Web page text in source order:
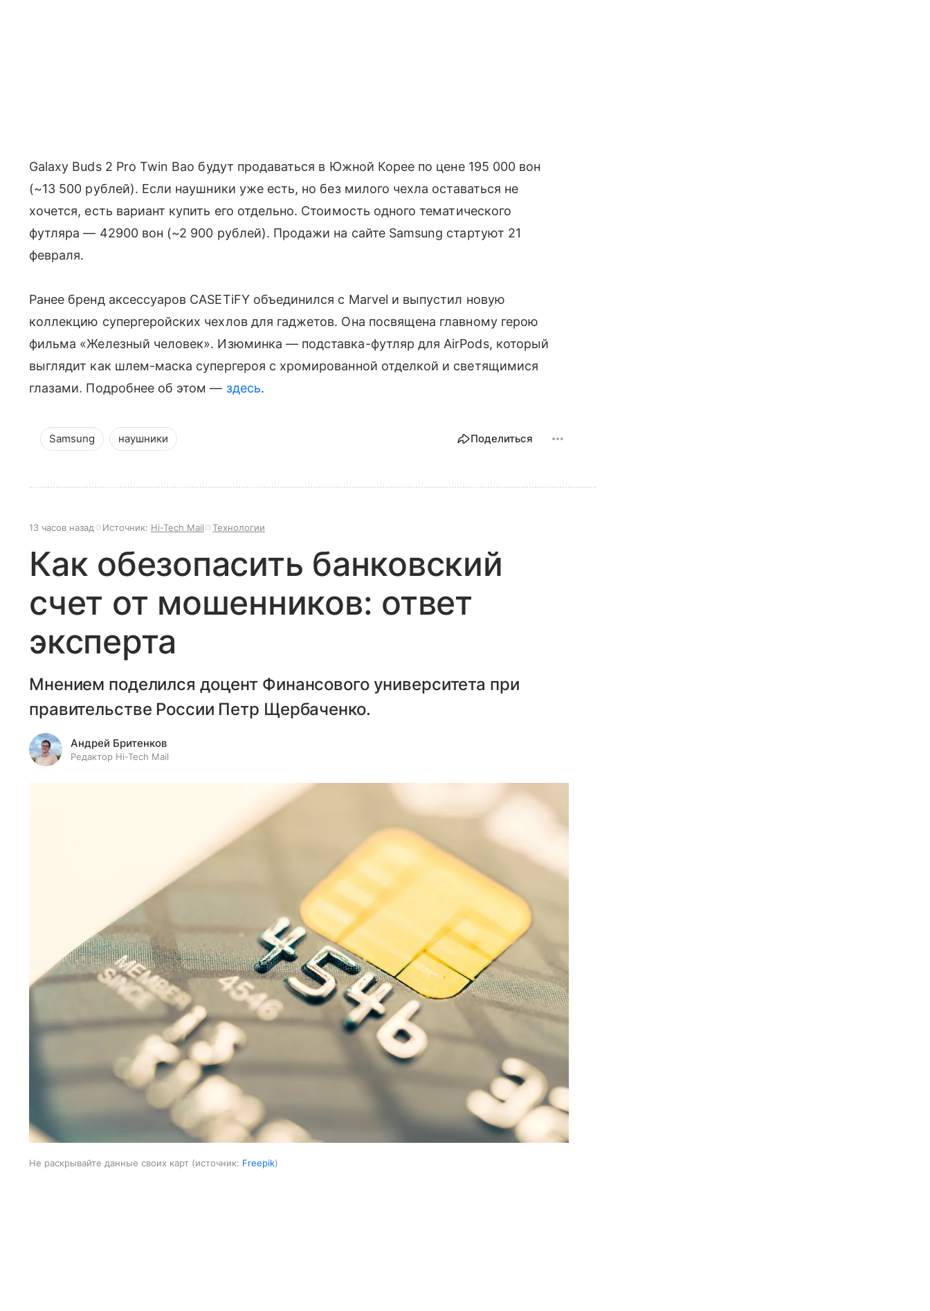
Galaxy Buds 2 Pro Twin Bao будут продаваться в Южной Корее по цене 195 000 вон
(~13 500 рублей). Если наушники уже есть, но без милого чехла оставаться не
хочется, есть вариант купить его отдельно. Стоимость одного тематического
футляра — 42900 вон (~2 900 рублей). Продажи на сайте Samsung стартуют 21
февраля.
Ранее бренд аксессуаров CASETiFY объединился с Marvel и выпустил новую
коллекцию супергеройских чехлов для гаджетов. Она посвящена главному герою
фильма «Железный человек». Изюминка — подставка-футляр для AirPods, который
выглядит как шлем-маска супергероя с хромированной отделкой и светящимися
глазами. Подробнее об этом — здесь.
Samsung наушники Поделиться
13 часов назад Источник: Hi-Tech Mail Технологии
Как обезопасить банковский
счет от мошенников: ответ
эксперта
Мнением поделился доцент Финансового университета при
правительстве России Петр Щербаченко.
Андрей Бритенков
Редактор Hi-Tech Mail
Не раскрывайте данные своих карт источник: Freepik